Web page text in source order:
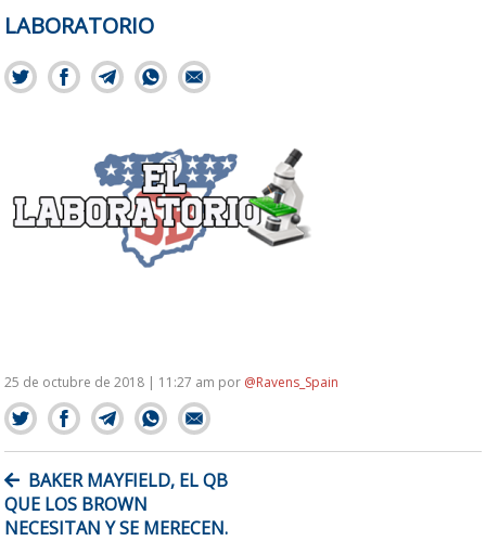
LABORATORIO
25 de octubre de 2018 | 11:27 am por @Ravens_Spain
NAVEGACIÓN
DE
ENTRADAS
BAKER MAYFIELD, EL QB
QUE LOS BROWN
NECESITAN Y SE MERECEN.